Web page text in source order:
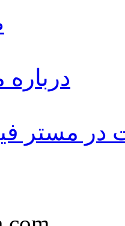
مستر